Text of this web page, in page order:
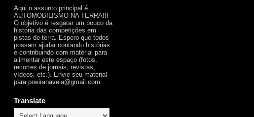
Aqui o assunto principal é
AUTOMOBILISMO NA TERRA!!!
O objetivo é resgatar um pouco da
história das competições em
pistas de terra. Espero que todos
possam ajudar contando histórias
e contribuindo com material para
alimentar este espaço (fotos,
recortes de jornais, revistas,
vídeos, etc.). Envie seu material
para poeiranaveia@gmail.com
Translate